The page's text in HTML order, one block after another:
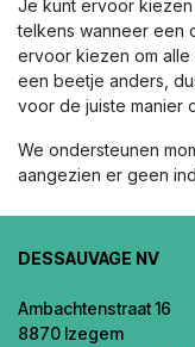
Je kunt ervoor
telkens wanneer een
ervoor kiezen om alle
een beetje anders,
voor de juiste manier
We ondersteunen
aangezien er geen
DESSAUVAGE NV
Ambachtenstraat 16
8870 Izegem